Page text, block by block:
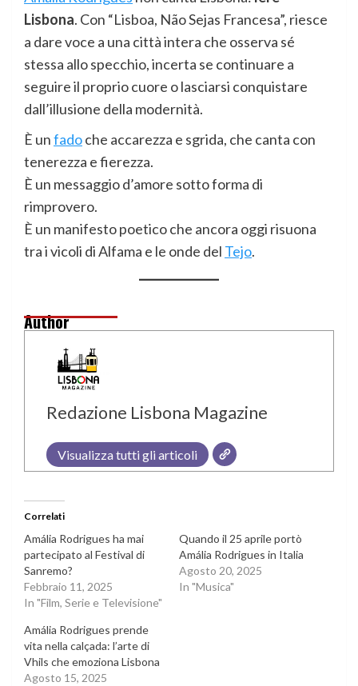
Lisbona. Con “Lisboa, Não Sejas Francesa”, riesce
a dare voce a una città intera che osserva sé
stessa allo specchio, incerta se continuare a
seguire il proprio cuore o lasciarsi conquistare
dall’illusione della modernità.
È unfadoche accarezza e sgrida, che canta con
tenerezza e fierezza.
È un messaggio d’amore sotto forma di
rimprovero.
È un manifesto poetico che ancora oggi risuona
tra i vicoli di Alfama e le onde del Tejo.
Author
Redazione Lisbona Magazine
Visualizza tutti gli articoli
Correlati
Amália Rodrigues ha mai
partecipato al Festival di
Sanremo?
Febbraio 11, 2025
In "Film, Serie e Televisione"
Quando il 25 aprile portò
Amália Rodrigues in Italia
Agosto 20, 2025
In "Musica"
Amália Rodrigues prende
vita nella calçada: l’arte di
Vhils che emoziona Lisbona
Agosto 15, 2025